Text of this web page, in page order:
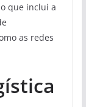
que inclui a
as redes